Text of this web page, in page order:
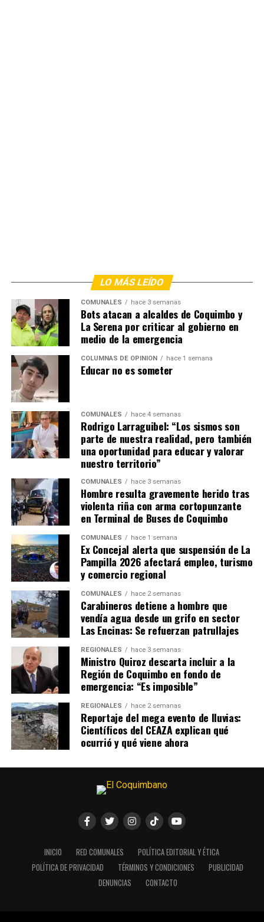
LO MÁS LEÍDO
COMUNALES hace 3 semanas
Bots atacan a alcaldes de Coquimbo y
La Serena por criticar al gobierno en
medio de la emergencia
COLUMNAS DE OPINIÓN hace 1 semana
Educar no es someter
COMUNALES hace 4 semanas
Rodrigo Larraguibel: “Los sismos son
parte de nuestra realidad, pero también
una oportunidad para educar y valorar
nuestro territorio”
COMUNALES hace 3 semanas
Hombre resulta gravemente herido tras
violenta riña con arma cortopunzante
en Terminal de Buses de Coquimbo
COMUNALES hace 1 semana
Ex Concejal alerta que suspensión de La
Pampilla 2026 afectará empleo, turismo
y comercio regional
COMUNALES hace 2 semanas
Carabineros detiene a hombre que
vendía agua desde un grifo en sector
Las Encinas: Se refuerzan patrullajes
REGIONALES hace 3 semanas
Ministro Quiroz descarta incluir a la
Región de Coquimbo en fondo de
emergencia: “Es imposible”
REGIONALES hace 2 semanas
Reportaje del mega evento de lluvias:
Científicos del CEAZA explican qué
ocurrió y qué viene ahora
INICIO RED COMUNALES
POLÍTICA EDITORIAL Y ÉTICA
POLÍTICA DE PRIVACIDAD
TÉRMINOS Y CONDICIONES
PUBLICIDAD
DENUNCIAS
CONTACTO